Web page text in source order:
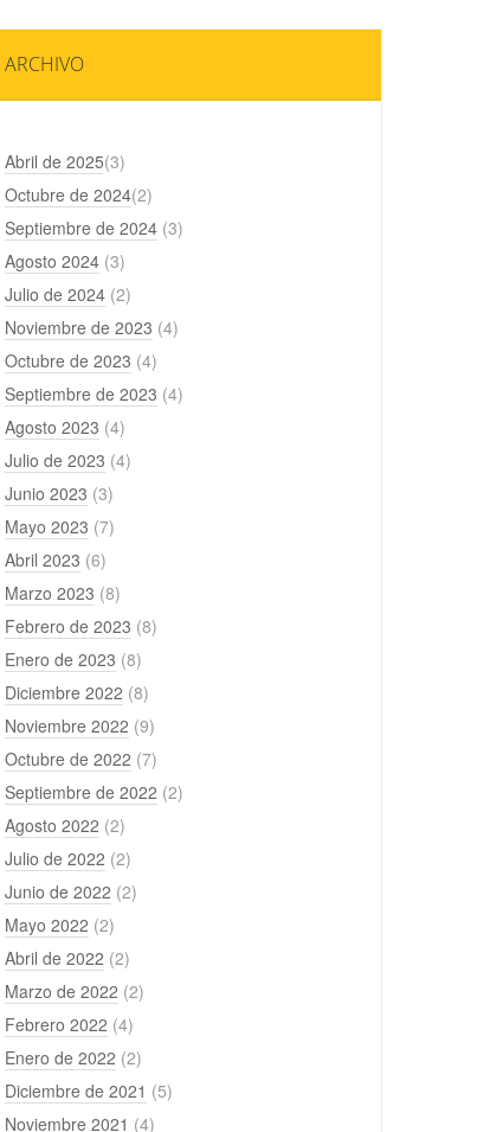
ARCHIVO
Abril de 2025(3)
Octubre de 2024(2)
Septiembre de 2024 (3)
Agosto 2024 (3)
Julio de 2024 (2)
Noviembre de 2023 (4)
Octubre de 2023 (4)
Septiembre de 2023 (4)
Agosto 2023 (4)
Julio de 2023 (4)
Junio 2023 (3)
Mayo 2023 (7)
Abril 2023 (6)
Marzo 2023 (8)
Febrero de 2023 (8)
Enero de 2023 (8)
Diciembre 2022 (8)
Noviembre 2022 (9)
Octubre de 2022 (7)
Septiembre de 2022 (2)
Agosto 2022 (2)
Julio de 2022 (2)
Junio de 2022 (2)
Mayo 2022 (2)
Abril de 2022 (2)
Marzo de 2022 (2)
Febrero 2022 (4)
Enero de 2022 (2)
Diciembre de 2021 (5)
Noviembre 2021 (4)